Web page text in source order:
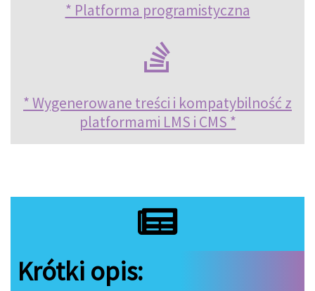
* Platforma programistyczna
* Wygenerowane treści i kompatybilność z
platformami LMS i CMS *
Krótki opis: